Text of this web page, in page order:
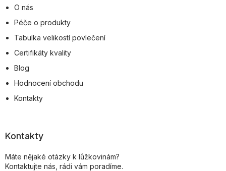
O nás
Péče o produkty
Tabulka velikostí povlečení
Certifikáty kvality
Blog
Hodnocení obchodu
Kontakty
Kontakty
Máte nějaké otázky k lůžkovinám?
Kontaktujte nás, rádi vám poradíme.